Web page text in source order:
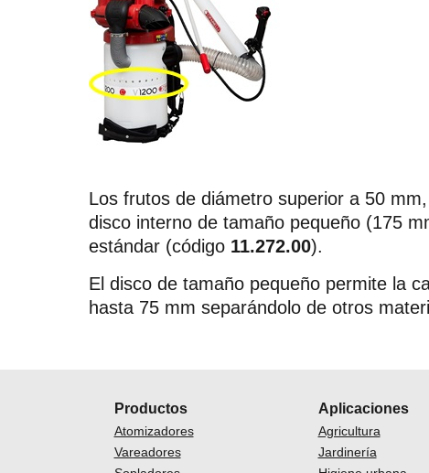
Los frutos de diámetro superior a 50
disco interno de tamaño pequeño (175
estándar (código 11.272.00).
El disco de tamaño pequeño permite la
hasta 75 mm separándolo de otros
Productos
Atomizadores
Vareadores
Aplicaciones
Agricultura
Jardinería